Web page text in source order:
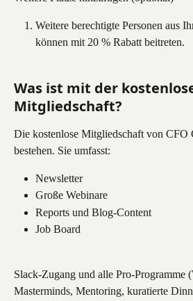
Weitere berechtigte Personen aus
können mit 20 % Rabatt beitreten.
Was ist mit der
Mitgliedschaft?
Die kostenlose Mitgliedschaft von CFO
bestehen. Sie umfasst:
Newsletter
Große Webinare
Reports und Blog-Content
Job Board
Slack-Zugang und alle Pro-Programme
Masterminds, Mentoring, kuratierte